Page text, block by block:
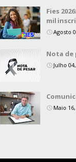
Fies
mil
Agosto
Nota de
Julho
Maio